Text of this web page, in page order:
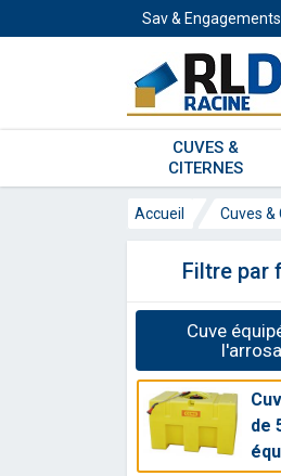
Sav & Engagements
CUVES &
CITERNES
Accueil Cuves &
Filtre par
Cuve
de